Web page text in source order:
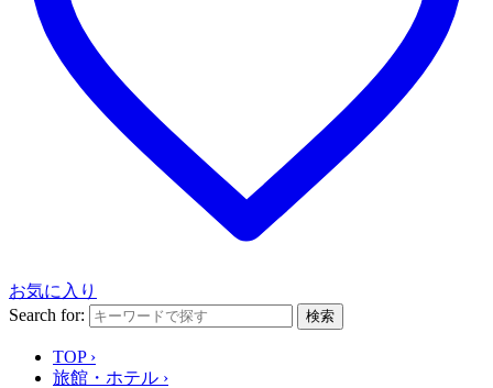
お気に入り
Search for:
検索
TOP ›
旅館・ホテル ›